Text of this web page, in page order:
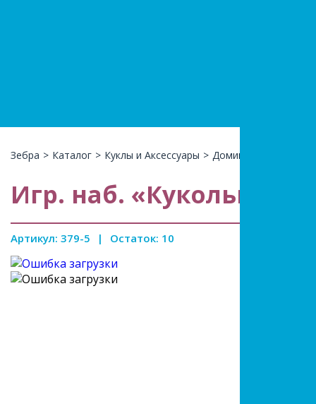
Зебра > Каталог > Куклы и Аксессуары > Домики и Замки
Игр. наб. «Кукольный
Артикул: 379-5 | Остаток: 10